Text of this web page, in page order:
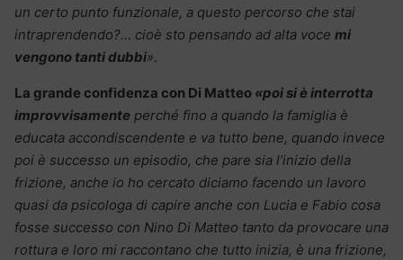
un certo punto funzionale, a questo percorso che stai
intraprendendo?… cioè sto pensando ad alta voce mi
vengono tanti dubbi».
La grande confidenza con Di Matteo «poi si è interrotta
improvvisamente perché fino a quando la famiglia è
educata accondiscendente e va tutto bene, quando invece
poi è successo un episodio, che pare sia l’inizio della
frizione, anche io ho cercato diciamo facendo un lavoro
quasi da psicologa di capire anche con Lucia e Fabio cosa
fosse successo con Nino Di Matteo tanto da provocare una
rottura e loro mi raccontano che tutto inizia, è una frizione,